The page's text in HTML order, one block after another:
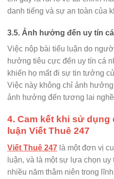
danh tiếng và sự an toàn của
3.5. Ảnh hưởng đến uy tín
Việc nộp bài tiểu luận do
hưởng tiêu cực đến uy tín cá
khiến họ mất đi sự tin tưởng
Việc này không chỉ ảnh
ảnh hưởng đến tương lai
4. Cam kết khi sử dụng
luận Viết Thuê 247
Viết Thuê 247 là một đơn vị
luận, và là một sự lựa chọn
nhiều năm thâm niên trong